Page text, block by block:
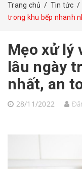
Trang chủ / Tin tức /
trong khu bếp nhanh
Mẹo xử lý
lâu ngày
nhất, an
28/11/2022